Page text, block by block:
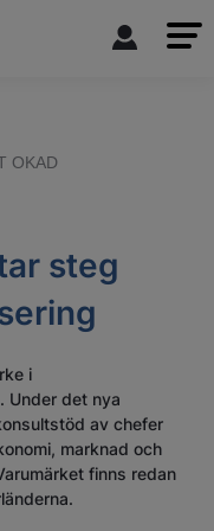
OKAD
steg
i
Under det nya
av chefer
marknad och
finns redan